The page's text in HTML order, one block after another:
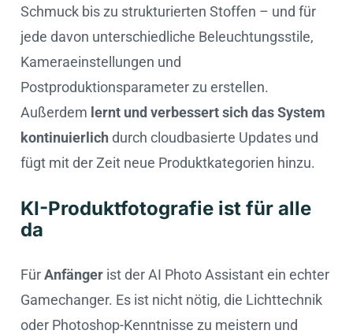
Schmuck bis zu strukturierten Stoffen – und für
jede davon unterschiedliche Beleuchtungsstile,
Kameraeinstellungen und
Postproduktionsparameter zu erstellen.
Außerdem lernt und verbessert sich das System
kontinuierlichdurch cloudbasierte Updates und
fügt mit der Zeit neue Produktkategorien hinzu.
KI-Produktfotografie ist für alle
da
FürAnfänger ist der AI Photo Assistant ein echter
Gamechanger. Es ist nicht nötig, die Lichttechnik
oder Photoshop-Kenntnisse zu meistern und